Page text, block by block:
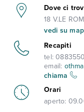
Dove ci
18 V.LE
vedi su
Recapiti
tel:
email:
chiama
Orari
aperto: